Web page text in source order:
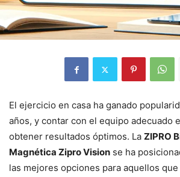
El ejercicio en casa ha ganado
años, y contar con el equipo adecuado
obtener resultados óptimos. La ZIPRO
Magnética Zipro Vision se ha
las mejores opciones para aquellos